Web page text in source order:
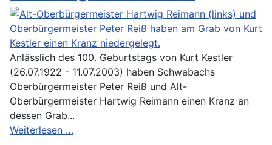
Anlässlich des 100. Geburtstags von Kurt Kestler
(26.07.1922 - 11.07.2003) haben Schwabachs
Oberbürgermeister Peter Reiß und Alt-
Oberbürgermeister Hartwig Reimann einen Kranz an
dessen Grab...
Weiterlesen …